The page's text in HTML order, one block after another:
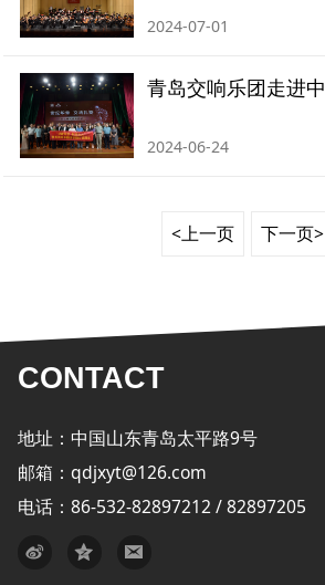
2024-07-01
2024-06-24
<上一页 下一页>
CONTACT
地址：中国山东青岛太平路9号
邮箱：qdjxyt@126.com
电话：86-532-82897212 / 82897205